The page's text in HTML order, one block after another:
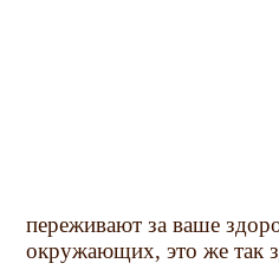
переживают за ваше
окружающих, это же так